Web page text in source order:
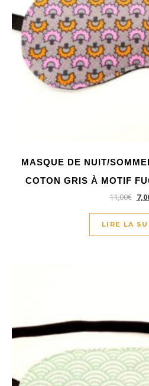
MASQUE DE NUIT/
COTON GRIS À MOTIF
11,00€
LIRE LA